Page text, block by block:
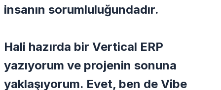
insanın sorumluluğundadır.
Hali hazırda bir Vertical ERP
yazıyorum ve projenin sonuna
yaklaşıyorum. Evet, ben de Vibe